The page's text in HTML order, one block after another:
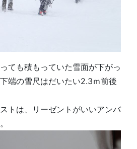
ても積もっていた雪面が下がっ
端の雪尺はだいたい2.3ｍ前後
トは、リーゼントがいいアンバ